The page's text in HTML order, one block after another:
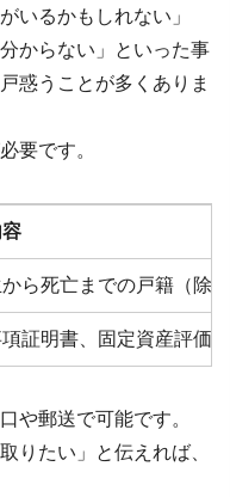
いるかもしれない」
からない」といった事
惑うことが多くありま
要です。
ら死亡までの戸籍（除
証明書、固定資産評価
や郵送で可能です。
りたい」と伝えれば、